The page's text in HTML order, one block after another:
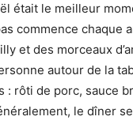
était le meilleur
commence chaque
et des morceaux
autour de la
: rôti de porc, sauce
le dîner